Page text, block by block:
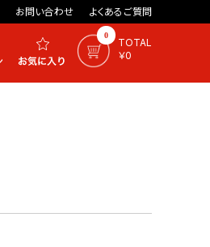
お問い合わせ よくあるご質問
0
TOTAL
￥0